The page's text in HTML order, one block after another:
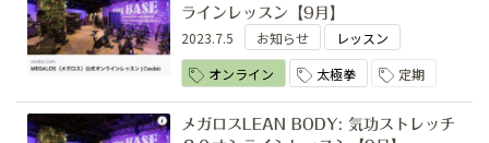
ラインレッスン【9月】
2023.7.5 お知らせ
レッスン
オンライン
太極拳 定期
メガロスLEAN BODY: 気功ストレッチ